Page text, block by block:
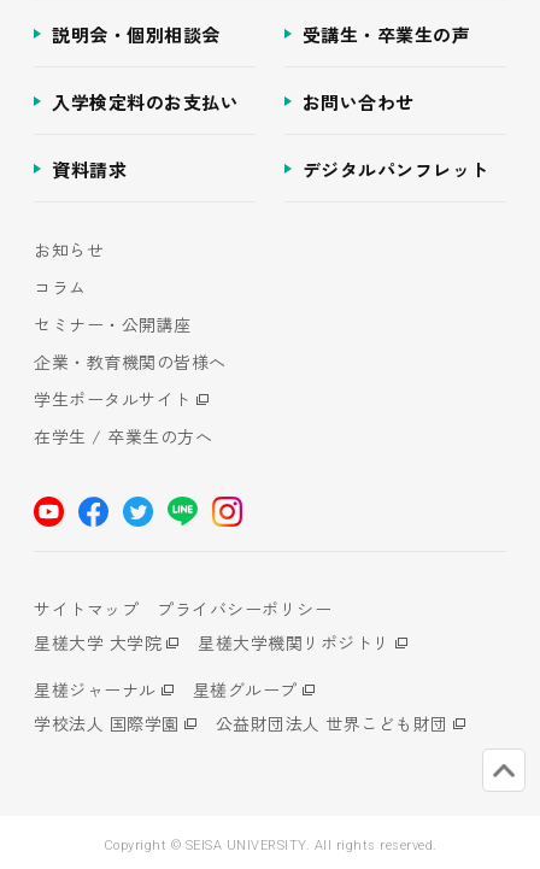
説明会・個別相談会 受講生・卒業生の声
入学検定料のお支払い お問い合わせ
資料請求 デジタルパンフレット
お知らせ
コラム
セミナー・公開講座
企業・教育機関の皆様へ
学生ポータルサイト
在学生 / 卒業生の方へ
サイトマップ
プライバシーポリシー
星槎大学 大学院
星槎大学機関リポジトリ
星槎ジャーナル
星槎グループ
学校法人 国際学園
公益財団法人 世界こども財団
Copyright © SEISA UNIVERSITY. All rights reserved.